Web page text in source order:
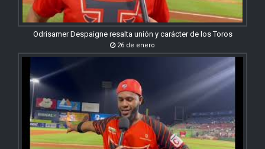
Odrisamer Despaigne resalta unión y carácter de los Toros
26 de enero